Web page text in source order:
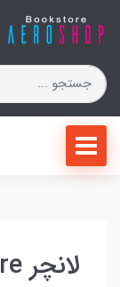
لانچر X Fire